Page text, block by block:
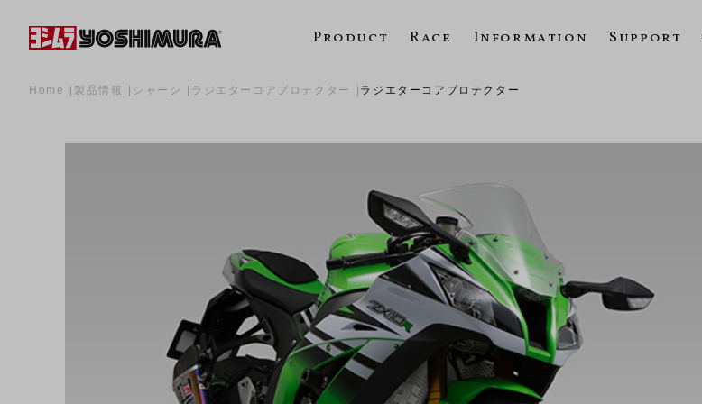
Product Race Information Support
Home 製品情報 シャーシ ラジエターコアプロテクター ラジエターコアプロテクター